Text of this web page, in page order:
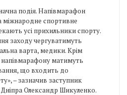
подія. Напівмарафон
міжнародне спортивне
усі прихильники спорту.
заходу чергуватимуть
варта, медики. Крім
матимуть
що входить до
– зазначив заступник
Дніпра Олександр Шикуленко.